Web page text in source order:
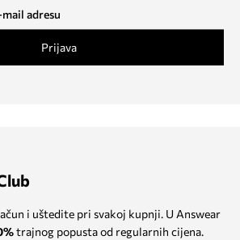
Prijava
i uštedite pri svakoj kupnji. U Answear
trajnog popusta od regularnih cijena.